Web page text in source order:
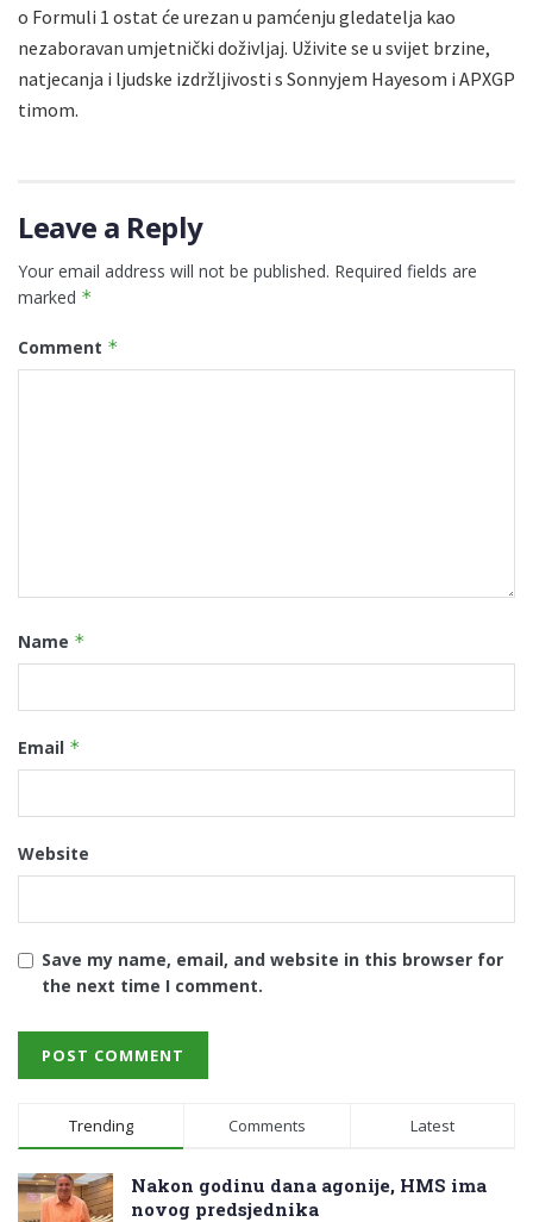
o Formuli 1 ostat će urezan u pamćenju gledatelja kao
nezaboravan umjetnički doživljaj. Uživite se u svijet brzine,
natjecanja i ljudske izdržljivosti s Sonnyjem Hayesom i APXGP
timom.
Leave a Reply
Your email address will not be published. Required fields are
marked *
Comment *
Name *
Email *
Website
Save my name, email, and website in this browser for
the next time I comment.
Trending Comments Latest
Nakon godinu dana agonije, HMS ima
novog predsjednika